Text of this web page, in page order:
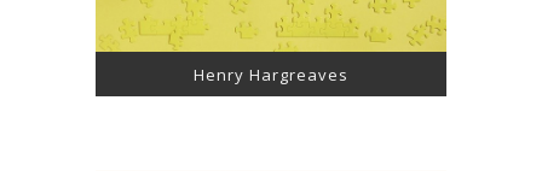
Henry Hargreaves